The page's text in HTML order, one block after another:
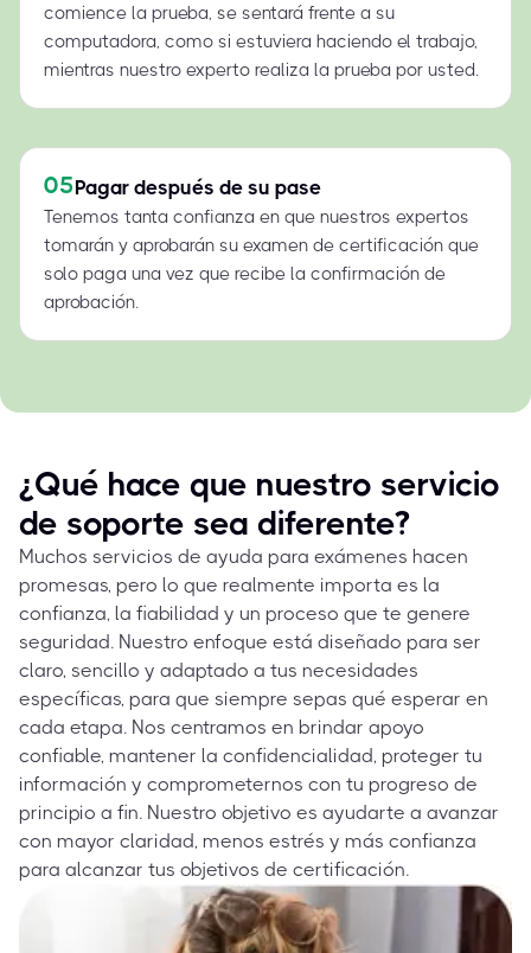
comience la prueba, se sentará frente a su
computadora, como si estuviera haciendo el trabajo,
mientras nuestro experto realiza la prueba por usted.
05Pagar después de su pase
Tenemos tanta confianza en que nuestros expertos
tomarán y aprobarán su examen de certificación que
solo paga una vez que recibe la confirmación de
aprobación.
¿Qué hace que nuestro servicio
de soporte sea diferente?
Muchos servicios de ayuda para exámenes hacen
promesas, pero lo que realmente importa es la
confianza, la fiabilidad y un proceso que te genere
seguridad. Nuestro enfoque está diseñado para ser
claro, sencillo y adaptado a tus necesidades
específicas, para que siempre sepas qué esperar en
cada etapa. Nos centramos en brindar apoyo
confiable, mantener la confidencialidad, proteger tu
información y comprometernos con tu progreso de
principio a fin. Nuestro objetivo es ayudarte a avanzar
con mayor claridad, menos estrés y más confianza
para alcanzar tus objetivos de certificación.